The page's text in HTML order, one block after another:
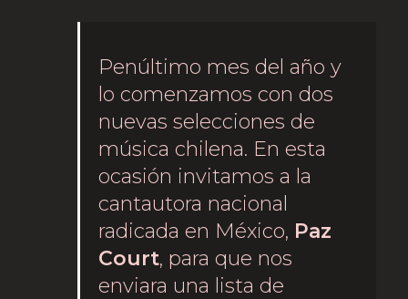
Penúltimo mes del año y
lo comenzamos con dos
nuevas selecciones de
música chilena. En esta
ocasión invitamos a la
cantautora nacional
radicada en México, Paz
Court, para que nos
enviara una lista de